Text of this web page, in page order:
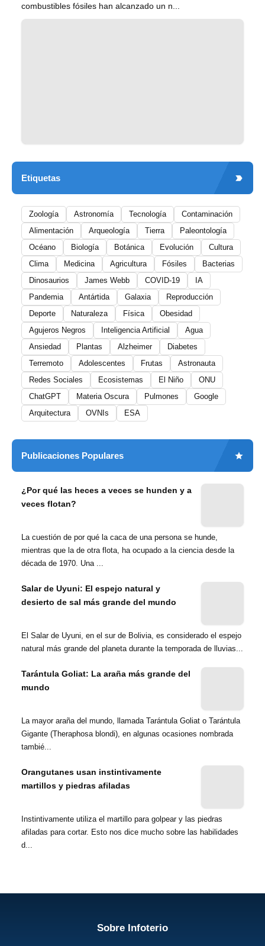
combustibles fósiles han alcanzado un n...
Etiquetas
Zoología Astronomía Tecnología
Contaminación
Alimentación
Arqueología Tierra
Paleontología
Océano
Biología Botánica Evolución
Cultura
Clima
Medicina Agricultura Fósiles
Bacterias
Dinosaurios
James Webb COVID-19
IA
Pandemia
Antártida Galaxia
Reproducción
Deporte
Naturaleza Física
Obesidad
Agujeros Negros
Inteligencia Artificial
Agua
Ansiedad
Plantas Alzheimer
Diabetes
Terremoto
Adolescentes Frutas
Astronauta
Redes Sociales
Ecosistemas El Niño
ONU
ChatGPT
Materia Oscura Pulmones
Google
Arquitectura
OVNIs ESA
Publicaciones Populares
¿Por qué las heces a veces se hunden y a
veces flotan?
La cuestión de por qué la caca de una persona se hunde,
mientras que la de otra flota, ha ocupado a la ciencia desde la
década de 1970. Una ...
Salar de Uyuni: El espejo natural y
desierto de sal más grande del mundo
El Salar de Uyuni, en el sur de Bolivia, es considerado el espejo
natural más grande del planeta durante la temporada de lluvias...
Tarántula Goliat: La araña más grande del
mundo
La mayor araña del mundo, llamada Tarántula Goliat o Tarántula
Gigante (Theraphosa blondi), en algunas ocasiones nombrada
tambié...
Orangutanes usan instintivamente
martillos y piedras afiladas
Instintivamente utiliza el martillo para golpear y las piedras
afiladas para cortar. Esto nos dice mucho sobre las habilidades
d...
Sobre Infoterio